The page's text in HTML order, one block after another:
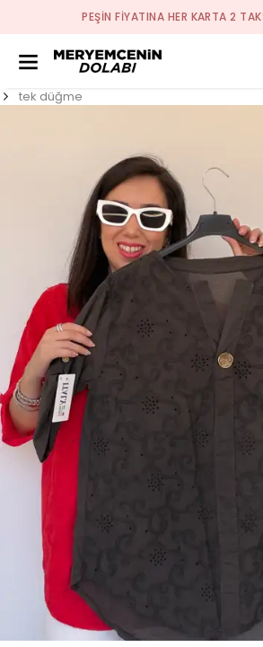
PEŞİN FİYATINA HER KARTA 2
tek düğme